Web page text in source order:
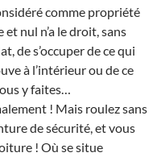
comme propriété
et nul n’a le droit, sans
de s’occuper de ce qui
à l’intérieur ou de ce
y faites…
! Mais roulez sans
de sécurité, et vous
! Où se situe